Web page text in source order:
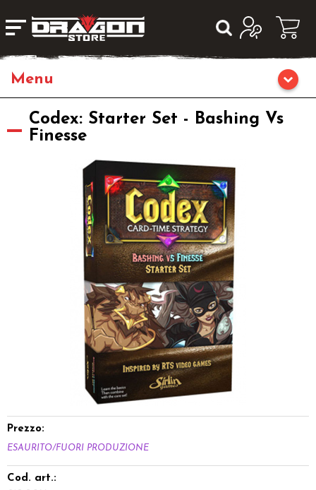
Home
Fumetti & Romanzi
Giochi di Carte Collezionabili
Giocattoli e Gadget
Codex: Starter Set - Bashing Vs
Finesse
Prezzo:
ESAURITO/FUORI PRODUZIONE
Cod. art.: